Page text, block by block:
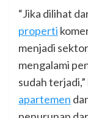
“Jika dilihat
properti
menjadi
mengalami
sudah
apartemen